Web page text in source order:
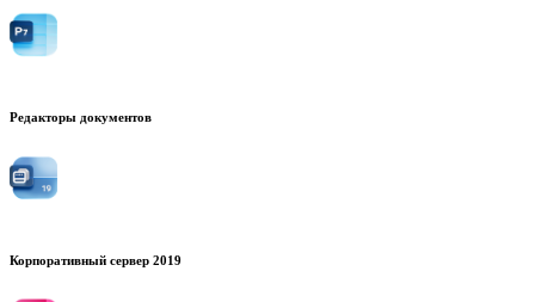
Редакторы документов
Корпоративный сервер 2019